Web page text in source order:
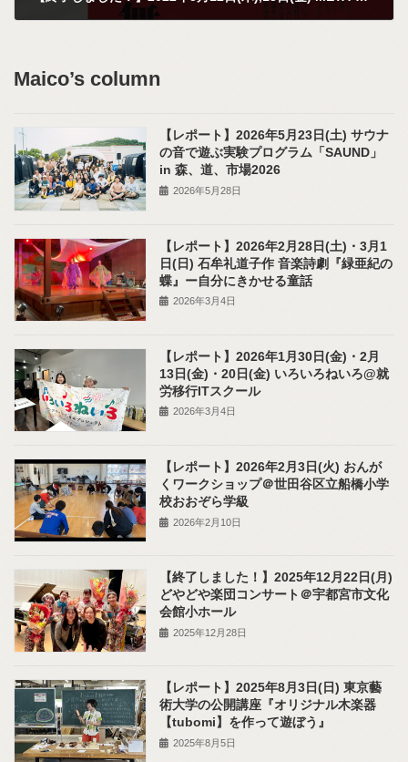
Maico’s column
【レポート】2026年5月23日(土) サウナ
の音で遊ぶ実験プログラム「SAUND」
in 森、道、市場2026
2026年5月28日
【レポート】2026年2月28日(土)・3月1
日(日) 石牟礼道子作 音楽詩劇『緑亜紀の
蝶』ー自分にきかせる童話
2026年3月4日
【レポート】2026年1月30日(金)・2月
13日(金)・20日(金) いろいろねいろ@就
労移行ITスクール
2026年3月4日
【レポート】2026年2月3日(火) おんが
くワークショップ＠世田谷区立船橋小学
校おおぞら学級
2026年2月10日
【終了しました！】2025年12月22日(月)
どやどや楽団コンサート＠宇都宮市文化
会館小ホール
2025年12月28日
【レポート】2025年8月3日(日) 東京藝
術大学の公開講座『オリジナル木楽器
【tubomi】を作って遊ぼう』
2025年8月5日